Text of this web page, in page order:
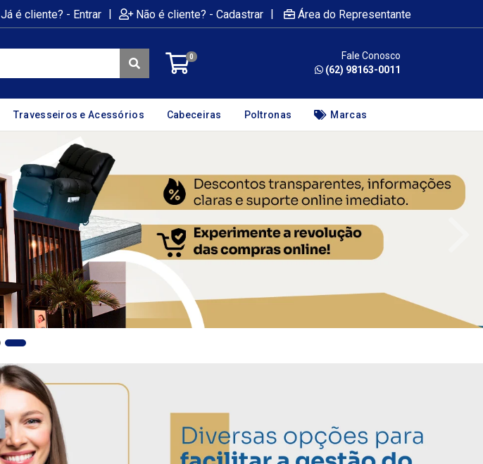
Já é cliente? - Entrar | Não é cliente? - Cadastrar | Área do Representante
0
Fale Conosco
(62) 98163-0011
Travesseiros e Acessórios Cabeceiras Poltronas Marcas